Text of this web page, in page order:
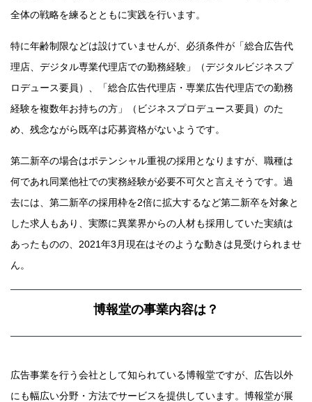
全体の戦略を練るとともに実践を行います。
特に年齢制限などは設けていませんが、必須条件が「総合広告代
理店、デジタル専業代理店での勤務経験」（デジタルビジネスプ
ロデュース要員）、「総合広告代理店・専業広告代理店での勤務
経験を複数年お持ちの方」（ビジネスプロデュース要員）のた
め、残念ながら既卒は応募資格がないようです。
第二新卒の場合はポテンシャル重視の採用となりますが、職種は
何であれ同業他社での実務経験が必要不可欠と言えそうです。過
去には、第二新卒の採用枠を2倍に拡大するなど第二新卒を対象と
した求人もあり、実際に異業界からの人材も採用していた実績は
あったものの、2021年3月現在はそのような動きは見受けられませ
ん。
博報堂の事業内容は？
広告事業を行う会社として知られている博報堂ですが、広告以外
にも幅広い分野・方法でサービスを提供しています。博報堂が展